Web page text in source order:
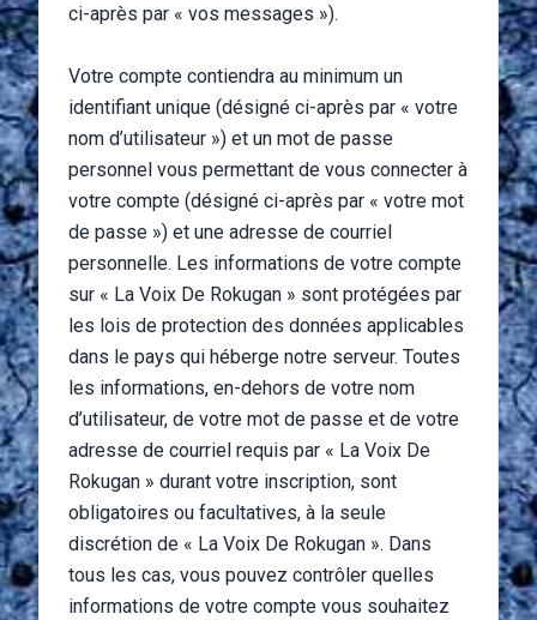
ci-après par « vos messages »).
Votre compte contiendra au minimum un
identifiant unique (désigné ci-après par « votre
nom d’utilisateur ») et un mot de passe
personnel vous permettant de vous connecter à
votre compte (désigné ci-après par « votre mot
de passe ») et une adresse de courriel
personnelle. Les informations de votre compte
sur « La Voix De Rokugan » sont protégées par
les lois de protection des données applicables
dans le pays qui héberge notre serveur. Toutes
les informations, en-dehors de votre nom
d’utilisateur, de votre mot de passe et de votre
adresse de courriel requis par « La Voix De
Rokugan » durant votre inscription, sont
obligatoires ou facultatives, à la seule
discrétion de « La Voix De Rokugan ». Dans
tous les cas, vous pouvez contrôler quelles
informations de votre compte vous souhaitez